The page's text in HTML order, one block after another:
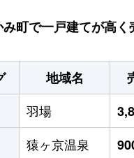
町で一戸建てが高く
地域名
羽場
猿ヶ京温泉